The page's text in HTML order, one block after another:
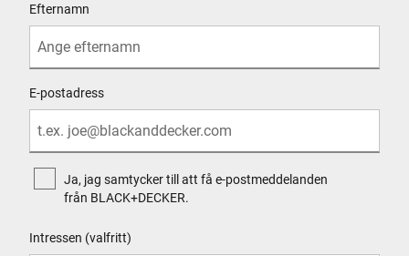
Efternamn
E-postadress
Ja, jag samtycker till att få e-postmeddelanden
från BLACK+DECKER.
Intressen (valfritt)